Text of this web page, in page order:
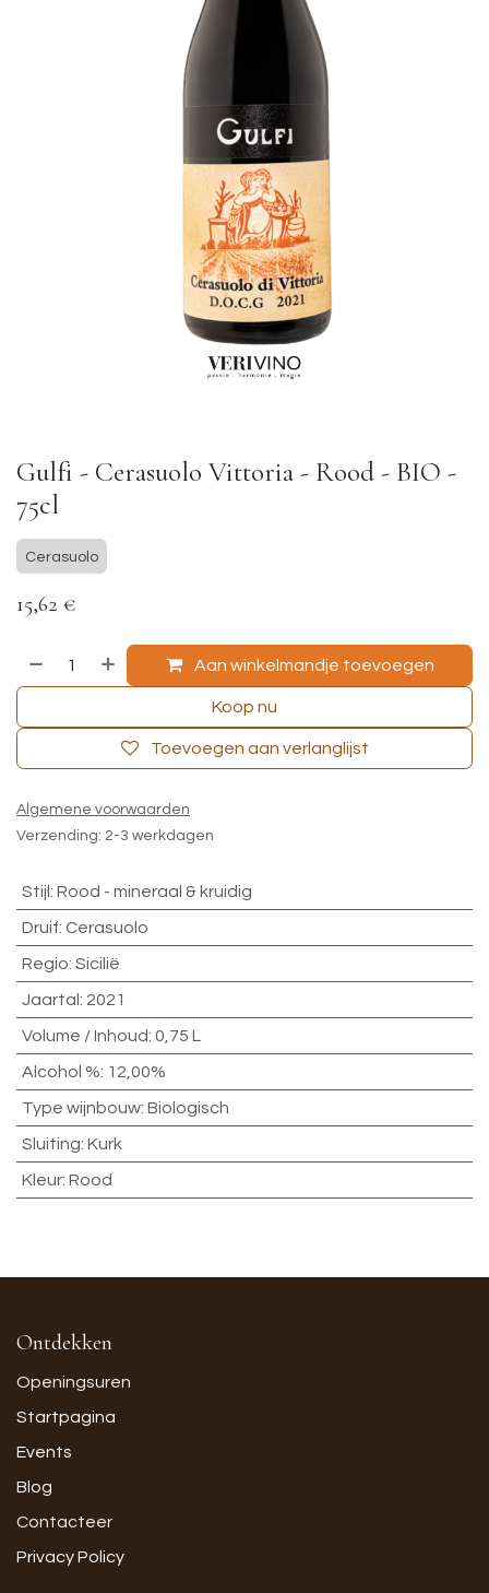
Gulfi - Cerasuolo Vittoria - Rood - BIO -
75cl
Cerasuolo
15,62 €
Aan winkelmandje toevoegen
Koop nu
Toevoegen aan verlanglijst
Algemene voorwaarden
Verzending: 2-3 werkdagen
Stijl : Rood - mineraal & kruidig
Druif: Cerasuolo
Regio: Sicilië
Jaartal : 2021
Volume / Inhoud: 0,75 L
Alcohol %: 12,00%
Type wijnbouw: Biologisch
Sluiting: Kurk
Kleur: Rood
Ontdekken
Openingsuren
Startpagina
Events
Blog
Contacteer
Privacy Policy